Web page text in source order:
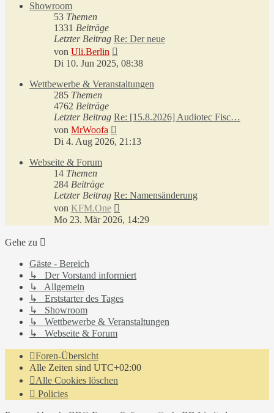
Showroom
53 Themen
1331 Beiträge
Letzter Beitrag Re: Der neue
von Uli.Berlin
Beitrag
Di 10. Jun 2025, 08:38
Wettbewerbe & Veranstaltungen
285 Themen
4762 Beiträge
Letzter Beitrag Re: [15.8.2026] Audiotec Fisc…
von MrWoofa
Beitrag
Di 4. Aug 2026, 21:13
Webseite & Forum
14 Themen
284 Beiträge
Letzter Beitrag Re: Namensänderung
von KFM.One
Beitrag
Mo 23. Mär 2026, 14:29
Gehe zu
Gäste - Bereich
↳ Der Vorstand informiert
↳ Allgemein
↳ Erststarter des Tages
↳ Showroom
↳ Wettbewerbe & Veranstaltungen
↳ Webseite & Forum
Foren-Übersicht
Alle Zeiten sind UTC+02:00
Alle Cookies löschen
Policies